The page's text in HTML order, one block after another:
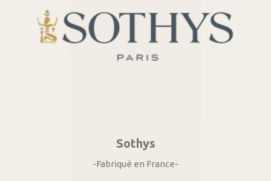
Sothys
-Fabriqué en France-